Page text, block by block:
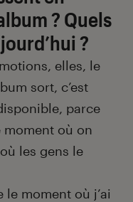
? Quels
?
elles, le
sort, c’est
parce
moment où on
les gens le
moment où j’ai